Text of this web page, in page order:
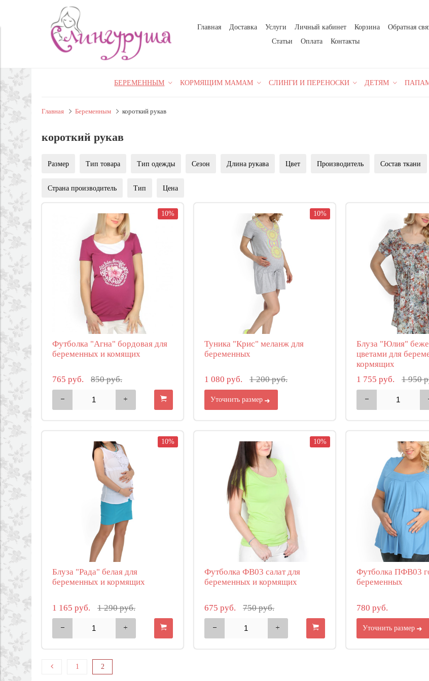
Главная Доставка Услуги Личный кабинет Корзина
Обратная
Статьи
Оплата Контакты
БЕРЕМЕННЫМ КОРМЯЩИМ МАМАМ СЛИНГИ И ПЕРЕНОСКИ ДЕТЯМ
Главная Беременным короткий рукав
короткий рукав
Размер Тип товара Тип одежды Сезон Длина рукава Цвет Производитель Состав ткани
Страна производитель Тип Цена
10%
Футболка "Агна" бордовая для
беременных и комящих
765 руб. 850 руб.
10%
Туника "Крис" меланж для
беременных
1 080 руб. 1 200 руб.
Уточнить размер
Блуза "Юлия"
цветами для
кормящих
1 755 руб.
1 950
10%
Блуза "Рада" белая для
беременных и кормящих
1 165 руб. 1 290 руб.
10%
Футболка ФВ03 салат для
беременных и кормящих
675 руб. 750 руб.
Футболка ПФВ03
беременных
780 руб.
Уточнить размер
1 2